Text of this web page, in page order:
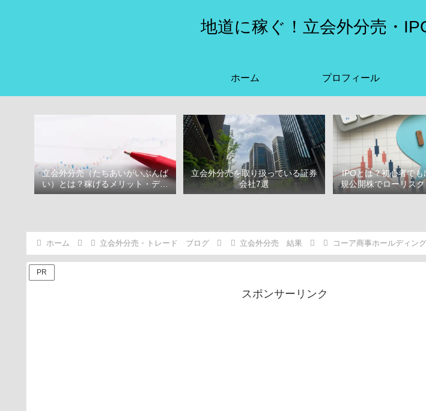
地道に稼ぐ！立会外分売・
ホーム プロフィール
立会外分売（たちあいがいぶんば
い）とは？稼げるメリット・デメ
リット
立会外分売を取り扱っている証券
会社7選
IPOとは？初心者でも
規公開株でローリスク
ーン投資をはじ
ホーム 立会外分売・トレード ブログ 立会外分売 結果 コーア商事ホールディ
PR
スポンサーリンク